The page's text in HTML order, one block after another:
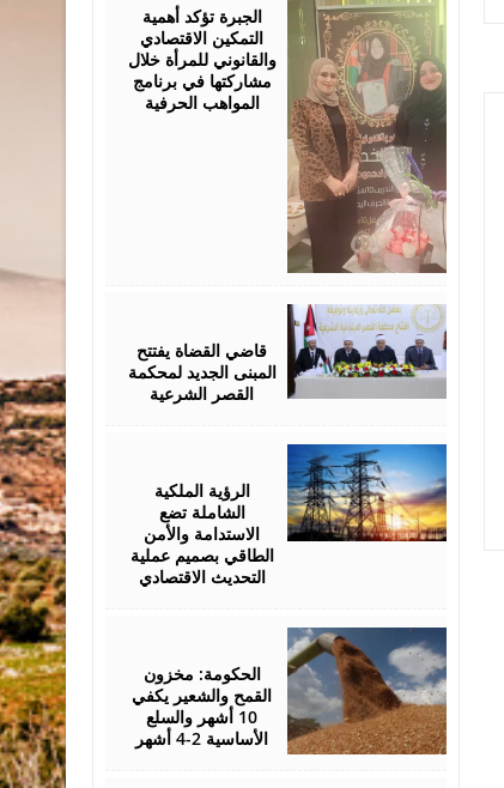
الجبرة تؤكد أهمية
التمكين الاقتصادي
والقانوني للمرأة خلال
مشاركتها في برنامج
المواهب الحرفية
قاضي القضاة يفتتح
المبنى الجديد لمحكمة
القصر الشرعية
الرؤية الملكية
الشاملة تضع
الاستدامة والأمن
الطاقي بصميم عملية
التحديث الاقتصادي
الحكومة: مخزون
القمح والشعير يكفي
10 أشهر والسلع
الأساسية 2-4 أشهر